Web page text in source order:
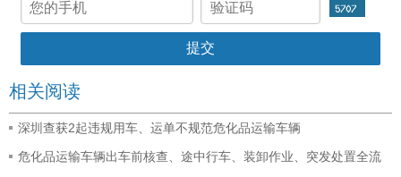
相关阅读
深圳查获2起违规用车、运单不规范危化品运输车辆
危化品运输车辆出车前核查、途中行车、装卸作业、突发处置全流